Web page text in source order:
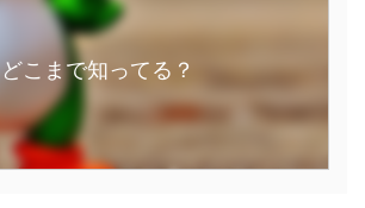
どこまで知ってる？